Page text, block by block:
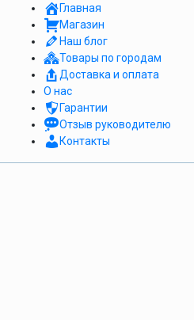
Главная
Магазин
Наш блог
Товары по городам
Доставка и оплата
О нас
Гарантии
Отзыв руководителю
Контакты